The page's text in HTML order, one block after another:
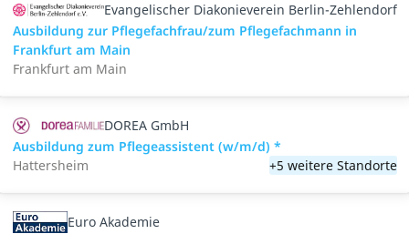
Evangelischer Diakonieverein Berlin-Zehlendorf
Ausbildung zur Pflegefachfrau/zum Pflegefachmann in
Frankfurt am Main
Frankfurt am Main
DOREA GmbH
Ausbildung zum Pflegeassistent (w/m/d) *
Hattersheim
+5 weitere Standorte
Euro Akademie